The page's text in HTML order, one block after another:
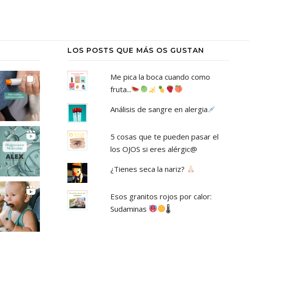
LOS POSTS QUE MÁS OS GUSTAN
Me pica la boca cuando como
fruta...
Análisis de sangre en alergia
5 cosas que te pueden pasar el
los OJOS si eres alérgic@
¿Tienes seca la nariz?
Esos granitos rojos por calor:
Sudaminas
🌡